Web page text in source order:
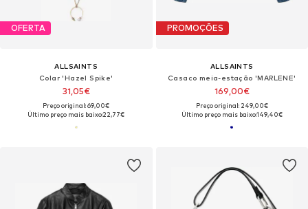
OFERTA
ALLSAINTS
Colar 'Hazel Spike'
31,05€
Preço original: 69,00€
Último preço mais baixo:22,77€
PROMOÇÕES
ALLSAINTS
Casaco meia-estação 'MARLENE'
169,00€
Preço original: 249,00€
Último preço mais baixo:149,40€